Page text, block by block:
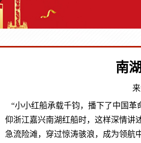
南
“小小红船承载千钧，播下了中国革
仰浙江嘉兴南湖红船时，这样深情讲
急流险滩，穿过惊涛骇浪，成为领航